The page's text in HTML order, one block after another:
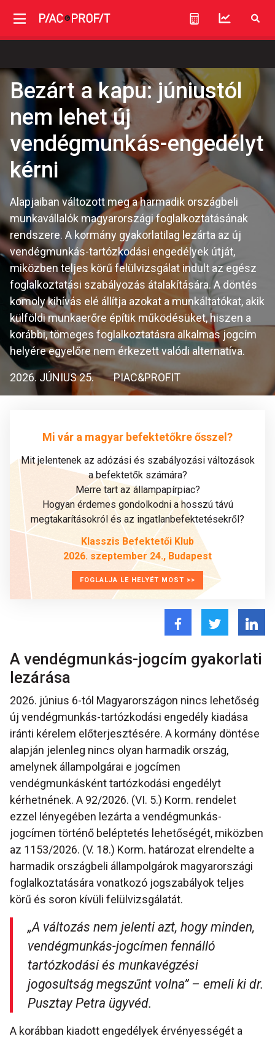
Bezárt a kapu: júniustól
nem lehet új
vendégmunkás-engedélyt
kérni
Alapjaiban változott meg a harmadik országbeli
munkavállalók magyarországi foglalkoztatásának
rendszere. A kormány gyakorlatilag lezárta az új
vendégmunkás-tartózkodási engedélyek útját,
miközben teljes körű felülvizsgálat indult az egész
foglalkoztatási szabályozás átalakítására. A döntés
komoly kihívás elé állítja azokat a munkáltatókat, akik
külföldi munkaerőre építik működésüket, hiszen a
korábbi, tömeges foglalkoztatásra alkalmas jogcím
helyére egyelőre nem érkezett valódi alternatíva.
2026. JÚNIUS 25. PIAC&PROFIT
Mi vár a magyar befektetőkre ősszel?
Mit jelentenek az adózási és szabályozási változások
a befektetők számára?
Merre tart az állampapírpiac?
Hogyan érdemes gondolkodni a hosszú távú
megtakarításokról és az ingatlanbefektetésekről?
Klasszis Befektetői Klub
2026. szeptember 24., Budapest
FOGLALJA LE HELYÉT MOST >>
A vendégmunkás-jogcím gyakorlati
lezárása
2026. június 6-tól Magyarországon nincs lehetőség
új vendégmunkás-tartózkodási engedély kiadása
iránti kérelem előterjesztésére. A kormány döntése
alapján jelenleg nincs olyan harmadik ország,
amelynek állampolgárai e jogcímen
vendégmunkásként tartózkodási engedélyt
kérhetnének. A 92/2026. (VI. 5.) Korm. rendelet
ezzel lényegében lezárta a vendégmunkás-
jogcímen történő beléptetés lehetőségét, miközben
az 1153/2026. (V. 18.) Korm. határozat elrendelte a
harmadik országbeli állampolgárok magyarországi
foglalkoztatására vonatkozó jogszabályok teljes
körű és soron kívüli felülvizsgálatát.
„A változás nem jelenti azt, hogy minden,
vendégmunkás-jogcímen fennálló
tartózkodási és munkavégzési
jogosultság megszűnt volna” – emeli ki dr.
Pusztay Petra ügyvéd.
A korábban kiadott engedélyek érvényességét a